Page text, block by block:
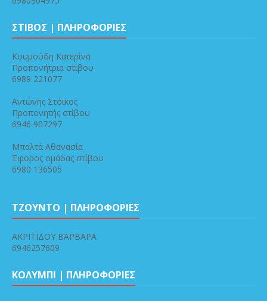
ΣΤΙΒΟΣ | ΠΛΗΡΟΦΟΡΙΕΣ
Κουμούδη Κατερίνα
Προπονήτρια στίβου
6989 221077
Αντώνης Στόϊκος
Προπονητής στίβου
6946 907297
Μπαλτά Αθανασία
Έφορος ομάδας στίβου
6980 136505
ΤΖΟΥΝΤΟ | ΠΛΗΡΟΦΟΡΙΕΣ
ΑΚΡΙΤΙΔΟΥ ΒΑΡΒΑΡΑ
6946257609
ΚΟΛΥΜΠΙ | ΠΛΗΡΟΦΟΡΙΕΣ